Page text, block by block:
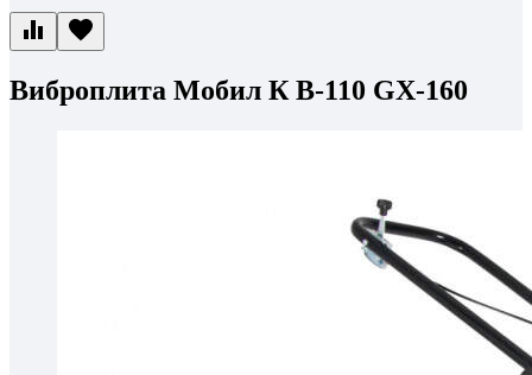
Виброплита Мобил К В-110 GX-160